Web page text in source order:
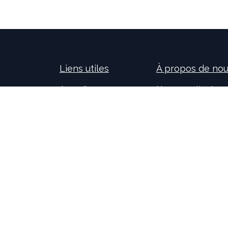
Liens utiles
Accueil
À propos de
Nos consultants